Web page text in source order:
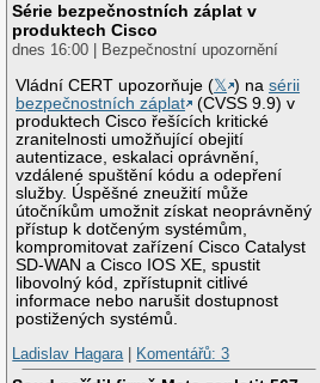
Série bezpečnostních záplat v
produktech Cisco
dnes 16:00 | Bezpečnostní upozornění
Vládní CERT upozorňuje (𝕏 ) nasérii
bezpečnostních záplat
(CVSS 9.9) v
produktech Cisco řešících kritické
zranitelnosti umožňující obejití
autentizace, eskalaci oprávnění,
vzdálené spuštění kódu a odepření
služby. Úspěšné zneužití může
útočníkům umožnit získat neoprávněný
přístup k dotčeným systémům,
kompromitovat zařízení Cisco Catalyst
SD-WAN a Cisco IOS XE, spustit
libovolný kód, zpřístupnit citlivé
informace nebo narušit dostupnost
postižených systémů.
Ladislav Hagara| Komentářů: 3